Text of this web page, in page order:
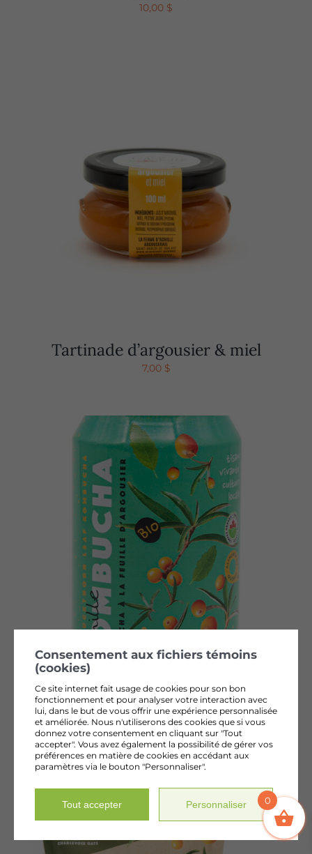
10,00 $
Tartinade d’argousier & miel
7,00 $
KOMBUCHA À LA FEUILLE
D’ARGOUSIER 355 ml
4,35$ + tx
Consentement aux fichiers témoins
(cookies)
Ce site internet fait usage de cookies pour son bon
fonctionnement et pour analyser votre interaction avec
lui, dans le but de vous offrir une expérience personnalisée
et améliorée. Nous n'utiliserons des cookies que si vous
donnez votre consentement en cliquant sur "Tout
accepter". Vous avez également la possibilité de gérer vos
préférences en matière de cookies en accédant aux
paramètres via le bouton "Personnaliser".
Tout accepter Personnaliser 0